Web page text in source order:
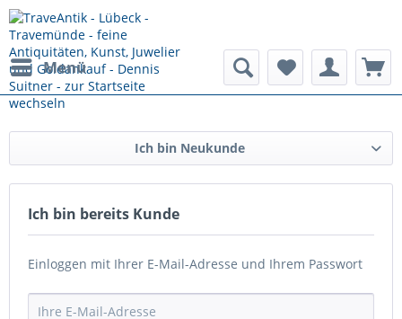
Menü
Ich bin Neukunde
Ich bin bereits Kunde
Einloggen mit Ihrer E-Mail-Adresse und Ihrem Passwort